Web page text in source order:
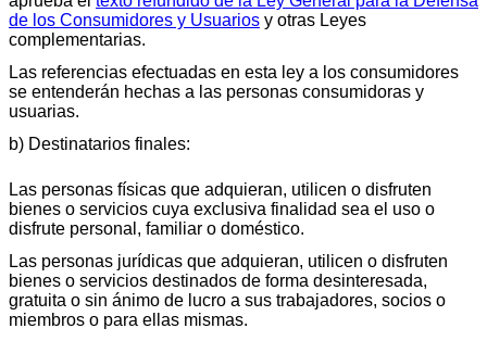
de los Consumidores y Usuarios y otras Leyes
complementarias.
Las referencias efectuadas en esta ley a los consumidores
se entenderán hechas a las personas consumidoras y
usuarias.
b) Destinatarios finales:
Las personas físicas que adquieran, utilicen o disfruten
bienes o servicios cuya exclusiva finalidad sea el uso o
disfrute personal, familiar o doméstico.
Las personas jurídicas que adquieran, utilicen o disfruten
bienes o servicios destinados de forma desinteresada,
gratuita o sin ánimo de lucro a sus trabajadores, socios o
miembros o para ellas mismas.